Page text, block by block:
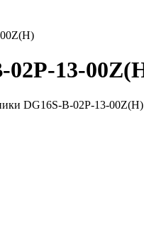
02P-13-
DG16S-B-02P-13-00Z(H)